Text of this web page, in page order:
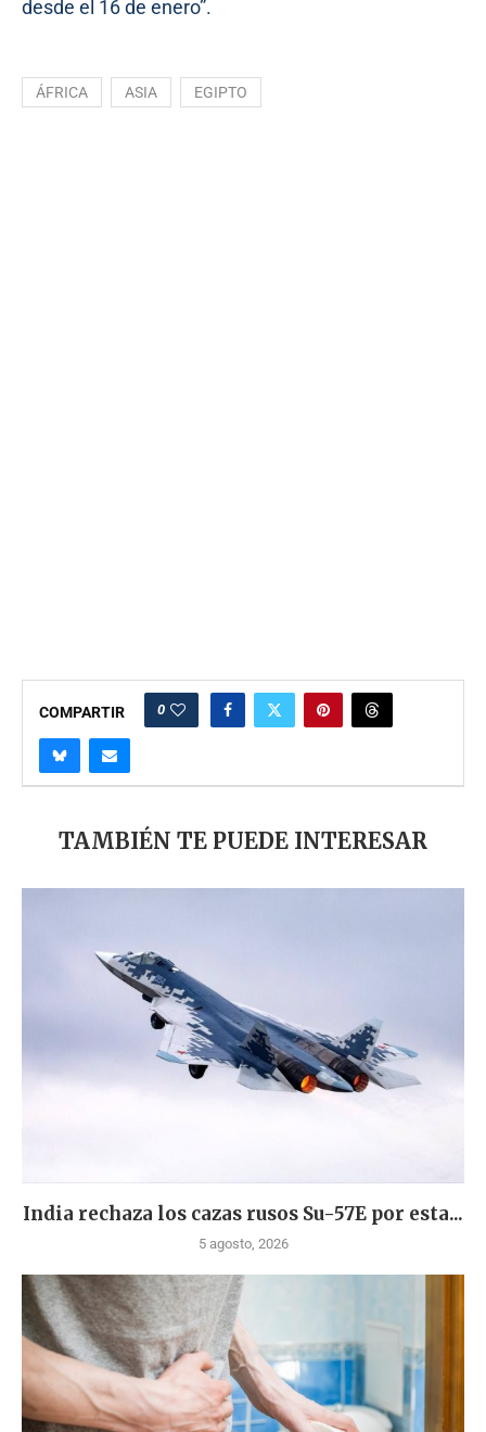
desde el 16 de enero”.
ÁFRICA ASIA EGIPTO
COMPARTIR 0
TAMBIÉN TE PUEDE INTERESAR
India rechaza los cazas rusos Su-57E por esta...
5 agosto, 2026